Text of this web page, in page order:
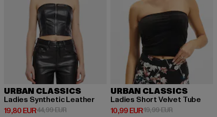
URBAN CLASSICS
Ladies Synthetic Leather
19,80 EUR
Derzeitiger Preis: 19,80 EUR
44,99 EURAktionspreis: 44,99 EUR
URBAN CLASSICS
Ladies Short Velvet Tube
10,99 EUR
Derzeitiger Preis: 10,99 EUR
19,99 EURAktionspreis: